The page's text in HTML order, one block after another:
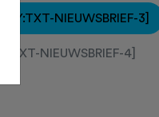
[KEY:TXT-NIEUWSBRIEF-3]
NIEUWSBRIEF-4]